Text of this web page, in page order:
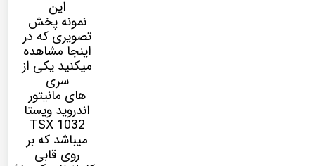
این
نمونه پخش
تصویری که در
اینجا مشاهده
میکنید یکی از
سری
های مانیتور
اندروید ویستا
TSX 1032
میباشد که بر
روی قابی